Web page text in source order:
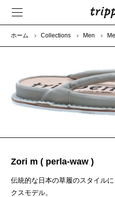
ホーム Collections Men
Zori m ( perla-waw )
伝統的な日本の草履のスタイル
クスモデル。